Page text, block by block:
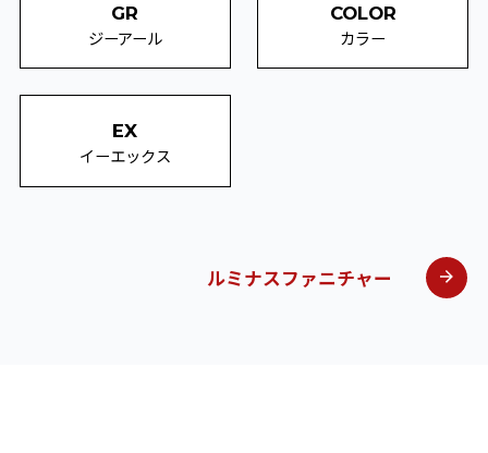
GR
ジーアール
COLOR
カラー
EX
イーエックス
ルミナスファニチャー